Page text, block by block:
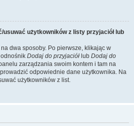
usuwać użytkowników z listy przyjaciół lub
dwa sposoby. Po pierwsze, klikając w
Dodaj do przyjaciół lub Dodaj do
zarządzania swoim kontem i tam na
odpowiednie dane użytkownika. Na
użytkowników z list.